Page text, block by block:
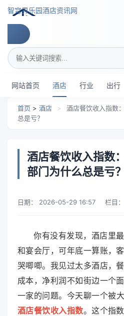
智穹界乐园酒店资讯网
搜索关键词
网站首页 酒店 行业 出行
首页 > 酒店 >
酒店餐饮收入指数
总是亏？
酒店餐饮收入指数
部门为什么总是亏？
日期： 2026-05-29 16:57 栏目：
你有没有发现，酒店里
和宴会厅，可年底一算账，
哭唧唧。我见过太多酒店，
成本，净利润不如街边一个
一家的问题。今天聊一个被
酒店餐饮收入指数。这个指